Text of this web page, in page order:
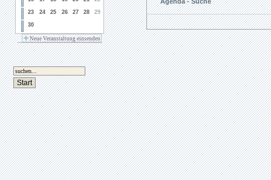
23 24 25 26 27 28 29
30
Neue Veranstaltung einsenden